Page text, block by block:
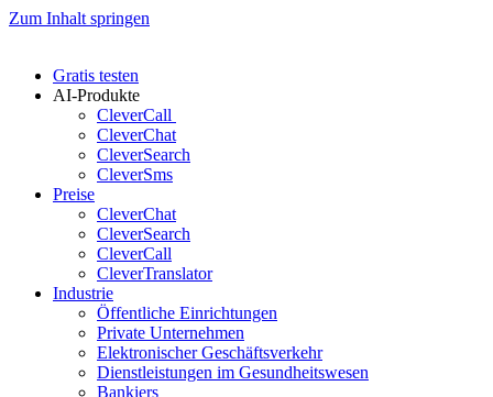
Zum Inhalt springen
Gratis testen
AI-Produkte
CleverCall
CleverChat
CleverSearch
CleverSms
Preise
CleverChat
CleverSearch
CleverCall
CleverTranslator
Industrie
Öffentliche Einrichtungen
Private Unternehmen
Elektronischer Geschäftsverkehr
Dienstleistungen im Gesundheitswesen
Bankiers